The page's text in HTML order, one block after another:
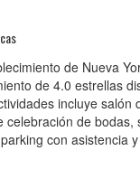
de Nueva
de 4.0 estrellas
incluye salón
celebración de
con asistencia